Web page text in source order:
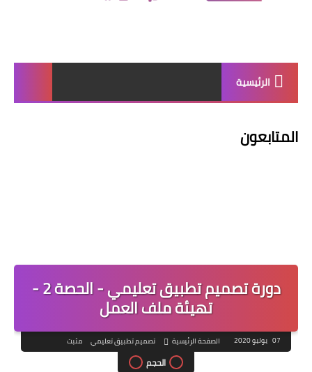
الرئيسية
المتابعون
دورة تصميم تطبيق تعليمي - الحصة 2 -
تهيئة ملف العمل
07 يوليو 2020 الصفحة الرئيسية تصميم تطبيق تعليمي مثبت
الحجم